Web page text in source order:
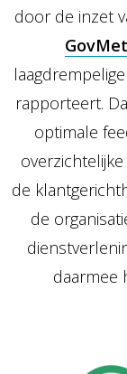
door de inzet
rapporteert.
optimale
de
de
daarmee